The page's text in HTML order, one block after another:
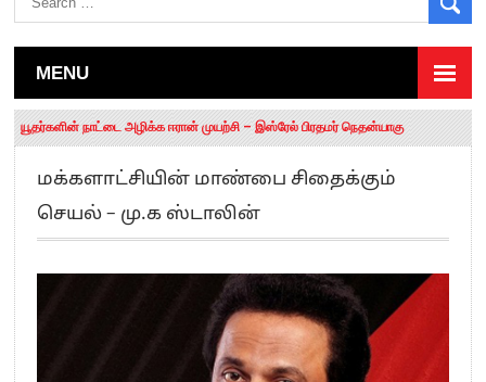
MENU
தமிழக சட்டப்பேரவையில் காலியிடங்கள் 6 ஆக உயர்வு
யூதர்களின் நாட்டை அழிக்க ஈரான் முயற்சி – இஸ்ரேல் பிரதமர் நெதன்யாகு
“மக்களால் நிராகரிக்கப்பட்டவர் ஸ்டாலின்!” – செங்கோட்டையன்
எங்களை நீக்குவதற்கு இபிஎஸ்க்கு அதிகாரம் இல்லை.. – சி. வி.சண்முகம்
எஸ்.பி.வேலுமணி, சி.வி.சண்முகம் உள்ளிட்ட MLA-க்கள் பதவி பறிப்பு
”நீட் தேர்வை முழுமையாக ரத்து செய்ய வேண்டும்”- முதல்வர் விஜய்
தலைவர் அன்புமணி ராமதாஸ்
பிரவீன் சக்ரவர்த்தியின் கருத்து காங்கிரஸ் தலைமையின் கருத்து கிடையாது – கார்த்தி
“ஜெயலலிதா அவர்களே என் ரோல் மாடல்” -பிரேமலதா விஜயகாந்த் பேட்டி
மக்களாட்சியின் மாண்பை சிதைக்கும்
செயல் – மு.க ஸ்டாலின்